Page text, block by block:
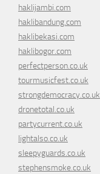
haklijambi.com
haklibandung.com
haklibekasi.com
haklibogor.com
perfectperson.co.uk
tourmusicfest.co.uk
strongdemocracy.co.uk
dronetotal.co.uk
partycurrent.co.uk
lightalso.co.uk
sleepyguards.co.uk
stephensmoke.co.uk